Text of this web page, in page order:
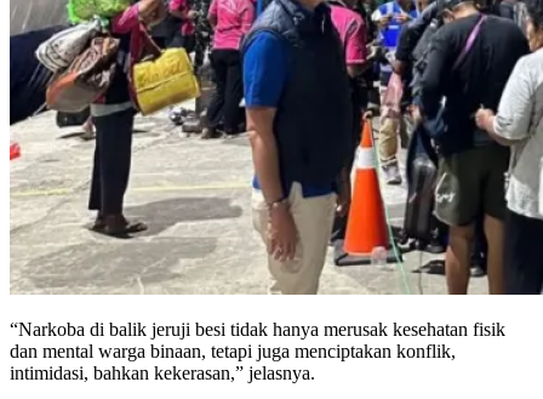
“Narkoba di balik jeruji besi tidak hanya merusak kesehatan fisik
dan mental warga binaan, tetapi juga menciptakan konflik,
intimidasi, bahkan kekerasan,” jelasnya.